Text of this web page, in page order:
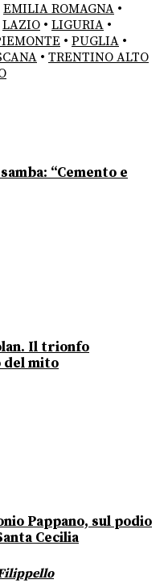
EMILIA ROMAGNA •
LAZIO • LIGURIA •
• PUGLIA •
• TRENTINO ALTO
“Cemento e
Il trionfo
del mito
Pappano, sul podio
Cecilia